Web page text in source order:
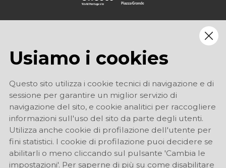
Usiamo i cookies
Questo sito utilizza i cookie tecnici di navigazione e di
sessione per garantire un miglior servizio di
navigazione del sito, e cookie analitici per raccogliere
informazioni sull'uso del sito da parte degli utenti.
Utilizza anche cookie di profilazione dell'utente per
fini statistici. I cookie di profilazione puoi decidere se
abilitarli o meno cliccando sul pulsante 'Cambia le
impostazioni'. Per saperne di più su come disabilitare